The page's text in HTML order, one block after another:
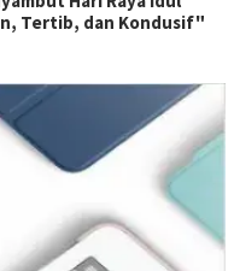
Tertib, dan Kondusif"